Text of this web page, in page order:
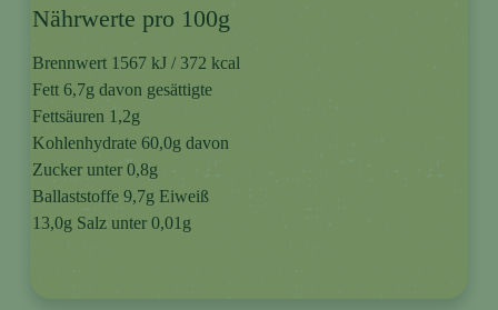
Nährwerte pro 100g
Brennwert 1567 kJ / 372 kcal
Fett 6,7g davon gesättigte
Fettsäuren 1,2g
Kohlenhydrate 60,0g davon
Zucker unter 0,8g
Ballaststoffe 9,7g Eiweiß
13,0g Salz unter 0,01g